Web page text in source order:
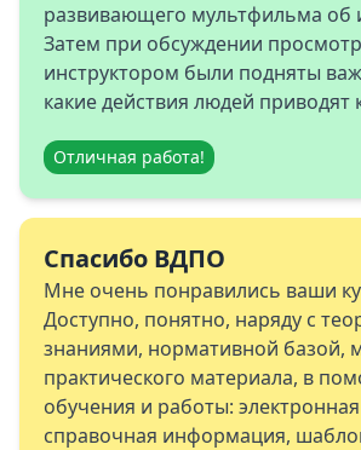
развивающего мультфильма об
Затем при обсуждении
инструктором были подняты
какие действия людей приводят
Отличная работа!
Спасибо ВДПО
Мне очень понравились ваши
Доступно, понятно, наряду с
знаниями, нормативной базой,
практического материала, в
обучения и работы:
справочная информация,